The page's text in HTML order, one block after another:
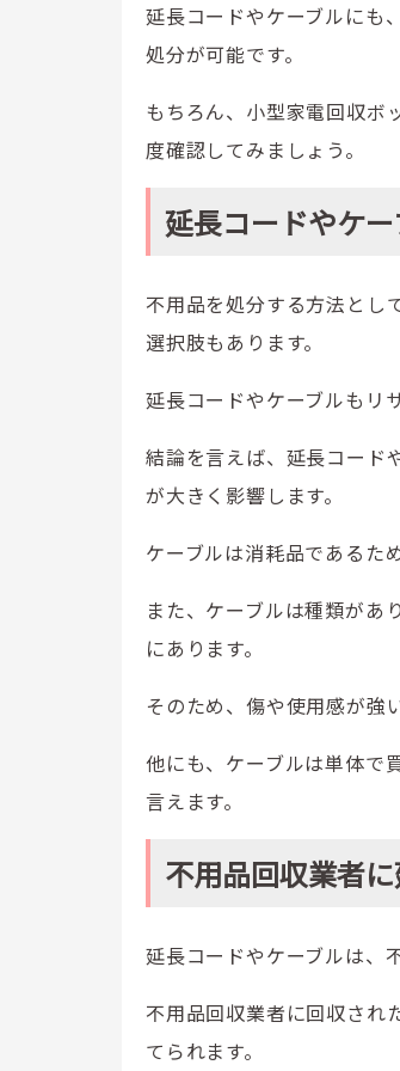
延長コードやケーブルにも
処分が可能です。
もちろん、小型家電回収ボ
度確認してみましょう。
延長コードやケ
不用品を処分する方法とし
選択肢もあります。
延長コードやケーブルもリ
結論を言えば、延長コード
が大きく影響します。
ケーブルは消耗品であるた
また、ケーブルは種類があ
にあります。
そのため、傷や使用感が強
他にも、ケーブルは単体で
言えます。
不用品回収業者
延長コードやケーブルは、
不用品回収業者に回収され
てられます。